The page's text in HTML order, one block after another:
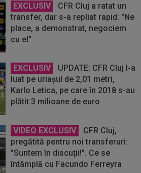
EXCLUSIV
CFR Cluj a ratat un
transfer, dar s-a repliat rapid: "Ne
place, a demonstrat, negociem
cu el"
EXCLUSIV
UPDATE: CFR Cluj l-a
luat pe uriaşul de 2,01 metri,
Karlo Letica, pe care în 2018 s-au
plătit 3 milioane de euro
VIDEO EXCLUSIV
CFR Cluj,
pregătită pentru noi transferuri:
"Suntem în discuții!". Ce se
întâmplă cu Facundo Ferreyra